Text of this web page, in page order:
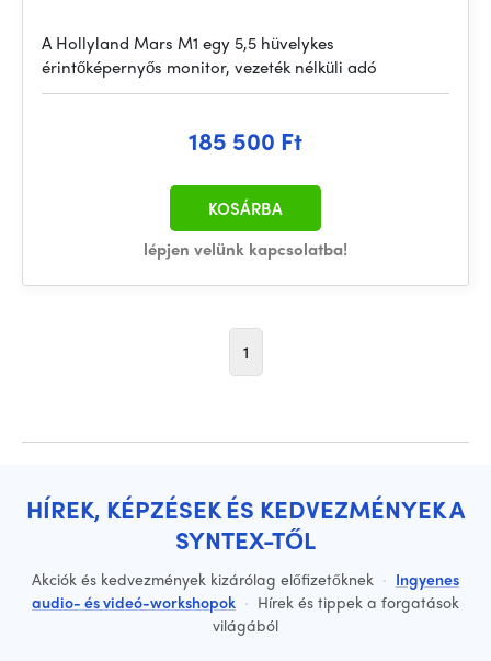
A Hollyland Mars M1 egy 5,5 hüvelykes
érintőképernyős monitor, vezeték nélküli adó
185 500 Ft
lépjen velünk kapcsolatba!
KOSÁRBA
1
HÍREK, KÉPZÉSEK ÉS KEDVEZMÉNYEK A
SYNTEX-TŐL
Akciók és kedvezmények kizárólag előfizetőknek · Ingyenes
audio- és videó-workshopok · Hírek és tippek a forgatások
világából